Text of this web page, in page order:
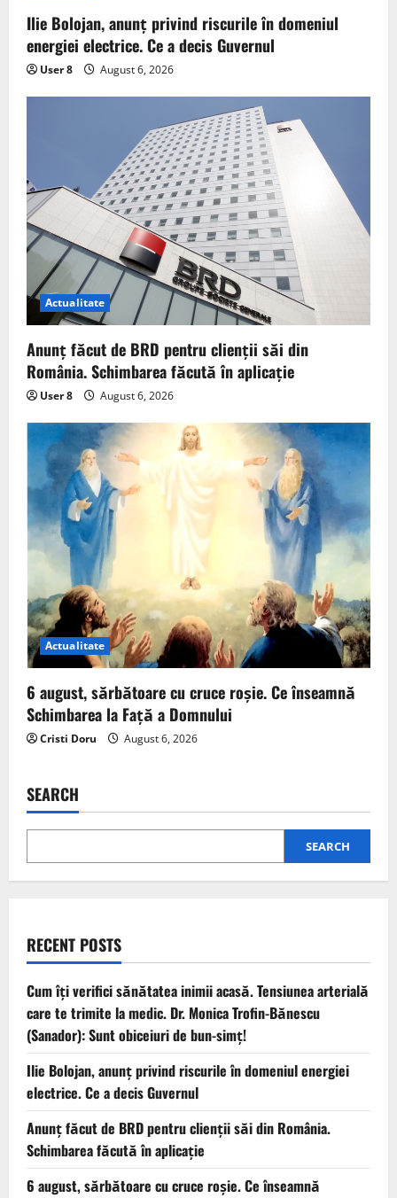
Ilie Bolojan, anunț privind riscurile în domeniul
energiei electrice. Ce a decis Guvernul
User 8 August 6, 2026
Actualitate
Anunț făcut de BRD pentru clienții săi din
România. Schimbarea făcută în aplicație
User 8 August 6, 2026
Actualitate
6 august, sărbătoare cu cruce roșie. Ce înseamnă
Schimbarea la Față a Domnului
Cristi Doru August 6, 2026
SEARCH
SEARCH
RECENT POSTS
Cum îți verifici sănătatea inimii acasă. Tensiunea arterială
care te trimite la medic. Dr. Monica Trofin-Bănescu
(Sanador): Sunt obiceiuri de bun-simț!
Ilie Bolojan, anunț privind riscurile în domeniul energiei
electrice. Ce a decis Guvernul
Anunț făcut de BRD pentru clienții săi din România.
Schimbarea făcută în aplicație
6 august, sărbătoare cu cruce roșie. Ce înseamnă